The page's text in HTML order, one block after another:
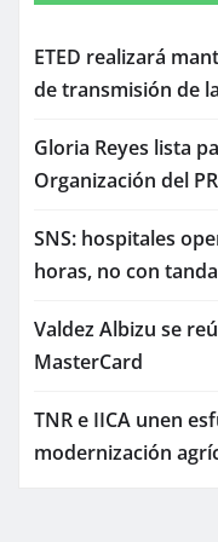
ETED realizará
de transmisión de
Gloria Reyes lista
Organización del
SNS: hospitales
horas, no con
Valdez Albizu se
MasterCard
TNR e IICA unen
modernización